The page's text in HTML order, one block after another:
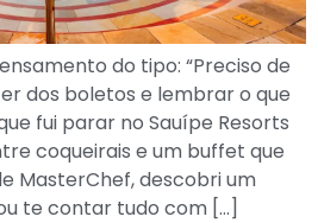
do tipo: “Preciso de
dos boletos e lembrar o que
fui parar no Sauípe Resorts
coqueirais e um buffet que
MasterChef, descobri um
te contar tudo com […]